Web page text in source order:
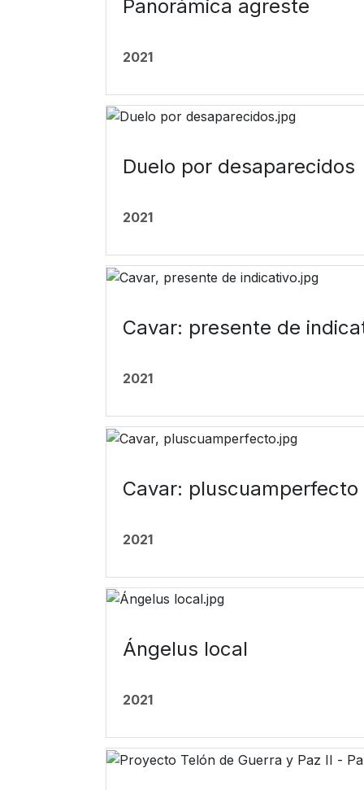
Panorámica agreste
2021
Duelo por desaparecidos
2021
Cavar: presente de
2021
Cavar: pluscuamperfecto
2021
Ángelus local
2021